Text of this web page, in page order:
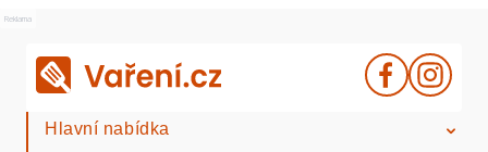
Reklama
Hlavní nabídka